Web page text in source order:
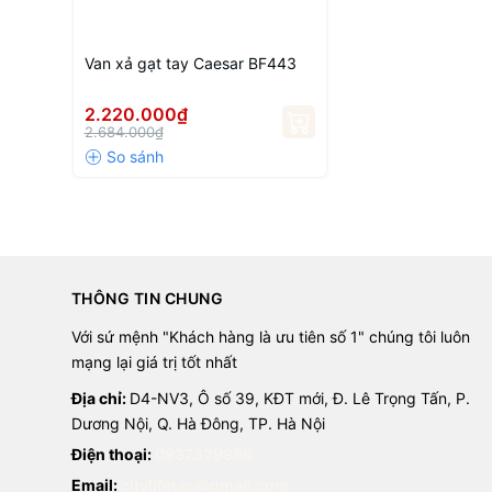
Van xả gạt tay Caesar BF443
2.220.000₫
2.684.000₫
THÔNG TIN CHUNG
Với sứ mệnh "Khách hàng là ưu tiên số 1" chúng tôi luôn
mạng lại giá trị tốt nhất
Địa chỉ: D4-NV3, Ô số 39, KĐT mới, Đ. Lê Trọng Tấn, P.
Dương Nội, Q. Hà Đông, TP. Hà Nội
Điện thoại:
Email: